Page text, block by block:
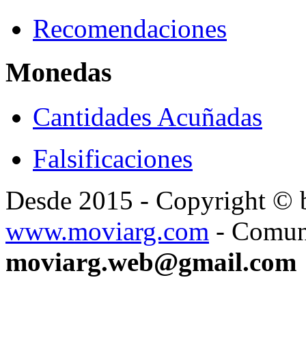
Recomendaciones
Monedas
Cantidades Acuñadas
Falsificaciones
Desde 2015 - Copyright ©
www.moviarg.com -
moviarg.web@gmail.com